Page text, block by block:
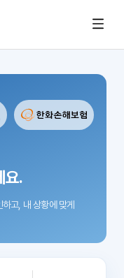
요.
고, 내 상황에 맞게